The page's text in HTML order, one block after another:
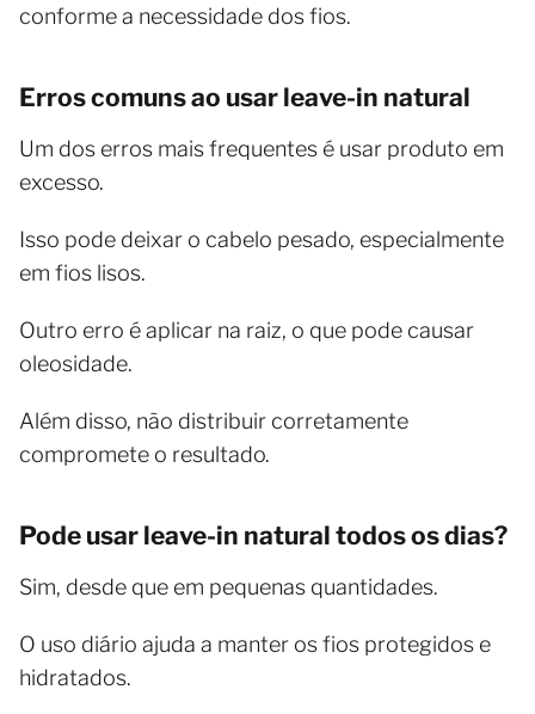
conforme a necessidade dos fios.
Erros comuns ao usar leave-in natural
Um dos erros mais frequentes é usar produto em
excesso.
Isso pode deixar o cabelo pesado, especialmente
em fios lisos.
Outro erro é aplicar na raiz, o que pode causar
oleosidade.
Além disso, não distribuir corretamente
compromete o resultado.
Pode usar leave-in natural todos os dias?
Sim, desde que em pequenas quantidades.
O uso diário ajuda a manter os fios protegidos e
hidratados.